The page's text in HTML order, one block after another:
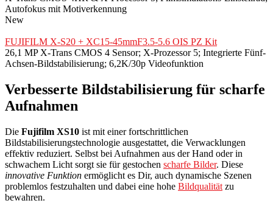
Autofokus mit Motiverkennung
New
FUJIFILM X-S20 + XC15-45mmF3.5-5.6 OIS PZ Kit
26,1 MP X-Trans CMOS 4 Sensor; X-Prozessor 5; Integrierte Fünf-
Achsen-Bildstabilisierung; 6,2K/30p Videofunktion
Verbesserte Bildstabilisierung für scharfe
Aufnahmen
Die Fujifilm XS10 ist mit einer fortschrittlichen
Bildstabilisierungstechnologie ausgestattet, die Verwacklungen
effektiv reduziert. Selbst bei Aufnahmen aus der Hand oder in
schwachem Licht sorgt sie für gestochen scharfe Bilder. Diese
innovative Funktion ermöglicht es Dir, auch dynamische Szenen
problemlos festzuhalten und dabei eine hohe Bildqualität zu
bewahren.